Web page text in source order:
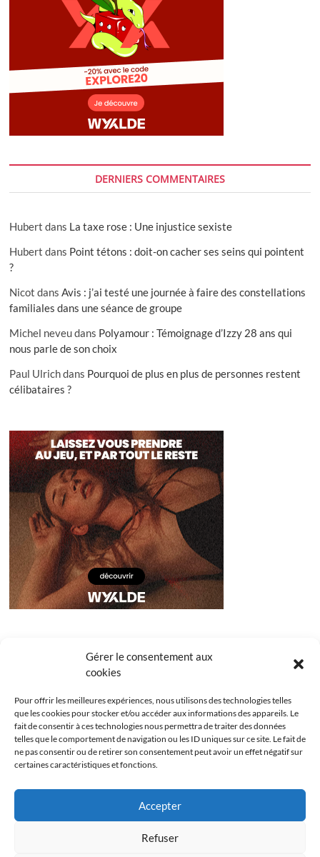
Gérer le consentement aux
cookies
Pour offrir les meilleures expériences, nous utilisons des technologies telles
que les cookies pour stocker et/ou accéder aux informations des appareils. Le
fait de consentir à ces technologies nous permettra de traiter des données
telles que le comportement de navigation ou les ID uniques sur ce site. Le fait de
ne pas consentir ou de retirer son consentement peut avoir un effet négatif sur
certaines caractéristiques et fonctions.
Accepter
Refuser
DERNIERS COMMENTAIRES
Hubert dans La taxe rose : Une injustice sexiste
Hubert dans Point tétons : doit-on cacher ses seins qui pointent
?
Nicot dansAvis : j’ai testé une journée à faire des constellations
familiales dans une séance de groupe
Michel neveudans Polyamour : Témoignage d’Izzy 28 ans qui
nous parle de son choix
Paul Ulrichdans Pourquoi de plus en plus de personnes restent
célibataires ?
Politique de cookies (UE)